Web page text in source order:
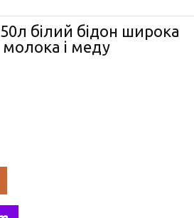
білий бідон широка
і меду